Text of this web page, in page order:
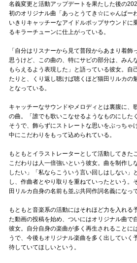
名義変更と活動アップデートを果たした後の
初のオリジナル曲「あっとうてき☆にゃんばー
いきりキャッチーなアイドルポップサウンドに
るキラーチューンに仕上がっている。
「自分はリスナーから見て普段からあまり着飾
思うけど、この曲の、特にサビの部分は、みん
もらえるよう表現した」と語っている彼女。自
たりと、くり返し聴けば聴くほど猫田リルカの
となっている。
キャッチーなサウンドやメロディとは裏腹に、
の曲。「誰でも歌いこなせるようなものにした
そうで、飾らずにストレートな思いをぶっちゃ
中にこだわりをもって込められている。
もともとイラストレーターとして活動してきた
こだわりは人一倍強いという彼女。曲を制作し
したい」「私ならこういう言い回しはしない」
し、作曲者とやり取りを重ねていったという。
田リルカ自身の名前も並ぶ共同作詞名義になっ
もともと音楽系の活動にはそれほど力を入れる
た動画の投稿を始め、ついにはオリジナル曲で
彼女。自分自身の楽曲が多く再生されることに
うで、今後もオリジナル楽曲を多く出していく
待していてほしいという。